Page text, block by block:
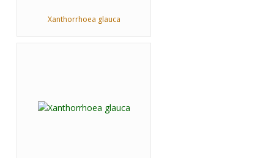
Xanthorrhoea glauca